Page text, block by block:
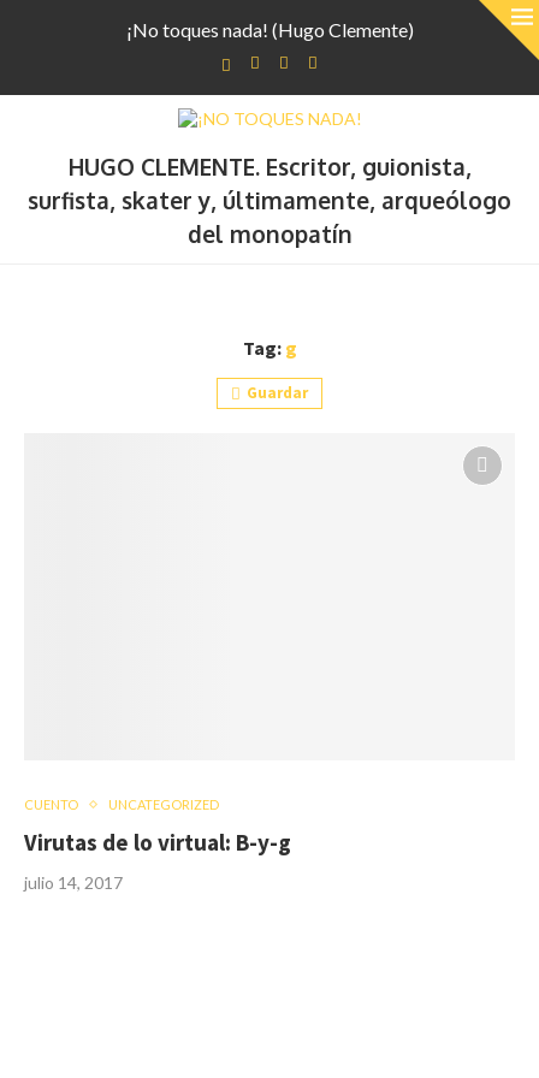
¡No toques nada! (Hugo Clemente)
HUGO CLEMENTE. Escritor, guionista,
surfista, skater y, últimamente, arqueólogo
del monopatín
Tag: g
Guardar
CUENTO UNCATEGORIZED
Virutas de lo virtual: B-y-g
julio 14, 2017